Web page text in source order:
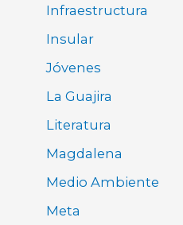
Infraestructura
Insular
Jóvenes
La Guajira
Literatura
Magdalena
Medio Ambiente
Meta